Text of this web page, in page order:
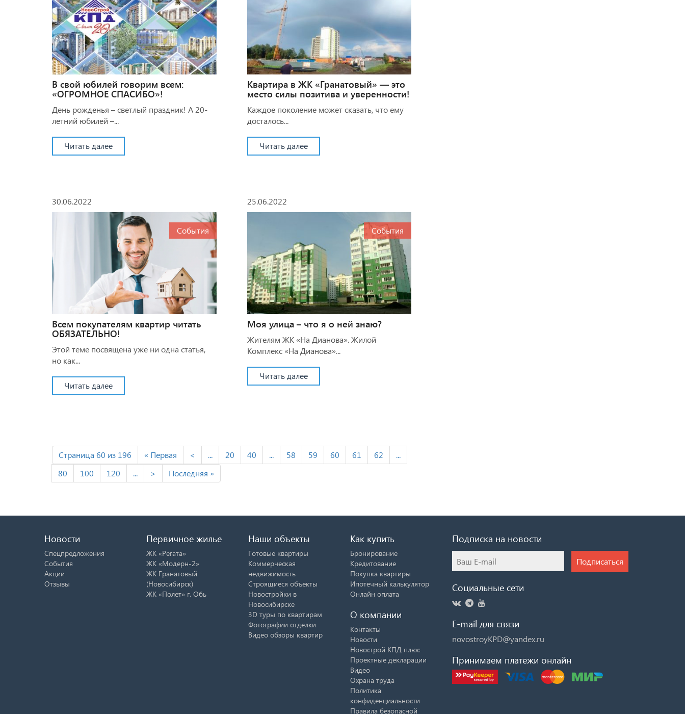
В свой юбилей говорим всем:
«ОГРОМНОЕ СПАСИБО»!
День рожденья – светлый праздник! А 20-
летний юбилей –...
Читать далее
Квартира в ЖК «Гранатовый» — это
место силы позитива и уверенности!
Каждое поколение может сказать, что ему
досталось...
Читать далее
30.06.2022
События
Всем покупателям квартир читать
ОБЯЗАТЕЛЬНО!
Этой теме посвящена уже ни одна статья,
но как...
Читать далее
25.06.2022
События
Моя улица – что я о ней знаю?
Жителям ЖК «На Дианова». Жилой
Комплекс «На Дианова»...
Читать далее
Страница 60 из 196 « Первая < ... 20 40 ... 58 59 60 61 62
...
80
100 120 ... > Последняя »
Новости
Спецпредложения
События
Акции
Отзывы
Первичное жилье
ЖК «Регата»
ЖК «Модерн-2»
ЖК Гранатовый
(Новосибирск)
ЖК «Полет» г. Обь
Наши объекты
Готовые квартиры
Коммерческая
недвижимость
Строящиеся объекты
Новостройки в
Новосибирске
3D туры по квартирам
Фотографии отделки
Видео обзоры квартир
Как купить
Бронирование
Кредитование
Покупка квартиры
Ипотечный калькулятор
Онлайн оплата
О компании
Контакты
Новости
Новострой КПД плюс
Проектные декларации
Видео
Охрана труда
Политика
конфиденциальности
Правила безопасной
Подписка на новости
Подписаться
Социальные сети
E-mail для связи
novostroyKPD@yandex.ru
Принимаем платежи онлайн